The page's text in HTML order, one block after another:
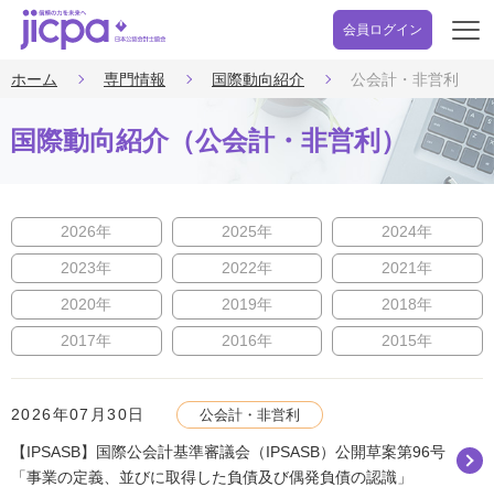
会員ログイン
開
ホーム 専門情報 国際動向紹介 公会計・非営利
国際動向紹介（公会計・非営利）
2026年 2025年 2024年
2023年 2022年 2021年
2020年 2019年 2018年
2017年 2016年 2015年
2026年07月30日 公会計・非営利
【IPSASB】国際公会計基準審議会（IPSASB）公開草案第96号
「事業の定義、並びに取得した負債及び偶発負債の認識」